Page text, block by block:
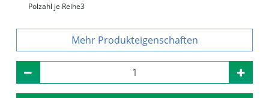
Polzahl je Reihe3
Produkteigenschaften